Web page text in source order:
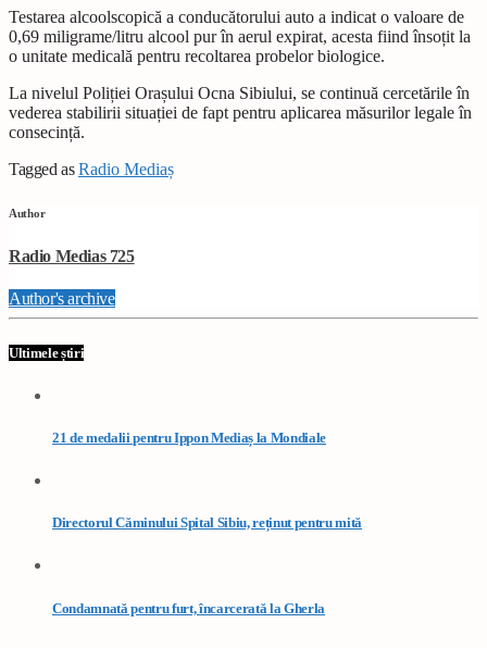
Testarea alcoolscopică a conducătorului auto a indicat o valoare de
0,69 miligrame/litru alcool pur în aerul expirat, acesta fiind însoțit la
o unitate medicală pentru recoltarea probelor biologice.
La nivelul Poliției Orașului Ocna Sibiului, se continuă cercetările în
vederea stabilirii situației de fapt pentru aplicarea măsurilor legale în
consecință.
Tagged asRadio Mediaș
Author
Radio Medias 725
Author's archive
Ultimele știri
21 de medalii pentru Ippon Mediaș la Mondiale
Directorul Căminului Spital Sibiu, reținut pentru mită
Condamnată pentru furt, încarcerată la Gherla